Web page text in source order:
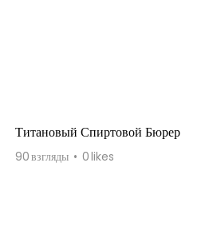
Титановый Спиртовой Бюрер
90взгляды 0likes